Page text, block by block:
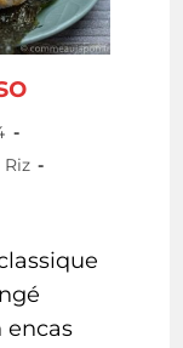
Riz
encas